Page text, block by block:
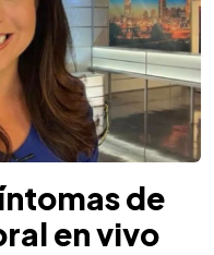
de
en vivo